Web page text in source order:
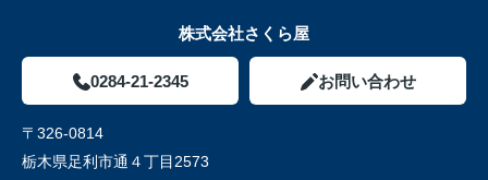
株式会社さくら屋
0284-21-2345 お問い合わせ
〒326-0814
栃木県足利市通４丁目2573